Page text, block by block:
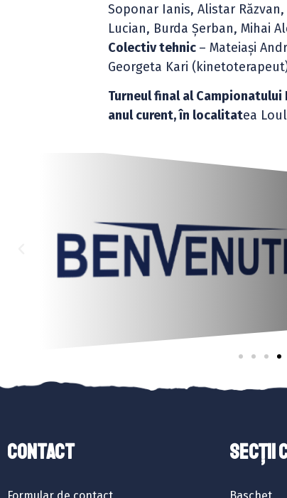
Soponar Ianis, Alistar
Lucian, Burda Șerban, Mihai
Colectiv tehnic – Mateiași
Georgeta Kari
Turneul final al Campionatului
anul curent, în localitatea
Contact SECȚII